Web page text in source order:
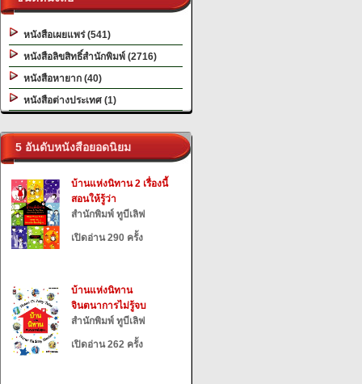
หนังสือเผยแพร่ (541)
หนังสือลิขสิทธิ์สำนักพิมพ์ (2716)
หนังสือหายาก (40)
หนังสือต่างประเทศ (1)
5 อันดับหนังสือยอดนิยม
บ้านแห่งนิทาน 2 เรื่องนี้
สอนให้รู้ว่า
สำนักพิมพ์ ทูบีเลิฟ
เปิดอ่าน 290 ครั้ง
บ้านแห่งนิทาน
จินตนาการไม่รู้จบ
สำนักพิมพ์ ทูบีเลิฟ
เปิดอ่าน 262 ครั้ง